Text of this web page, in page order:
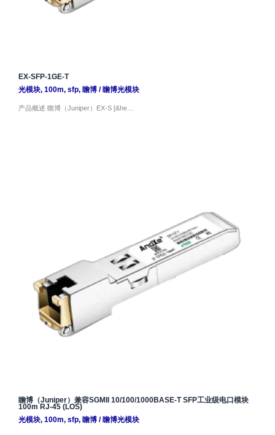
EX-SFP-1GE-T
光模块, 100m, sfp, 瞻博/ 瞻博光模块
产品概述 瞻博（Juniper）EX-S [&he…
瞻博（Juniper）兼容SGMII 10/100/1000BASE-T SFP工业级电口模块
100m RJ-45 (LOS)
光模块, 100m, sfp, 瞻博/ 瞻博光模块